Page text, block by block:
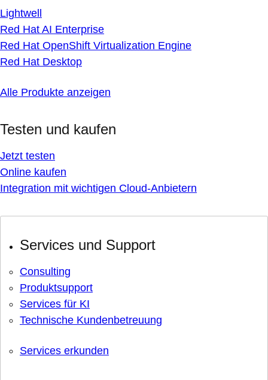
Lightwell
Red Hat AI Enterprise
Red Hat OpenShift Virtualization Engine
Red Hat Desktop
Alle Produkte anzeigen
Testen und kaufen
Jetzt testen
Online kaufen
Integration mit wichtigen Cloud-Anbietern
Services und Support
Consulting
Produktsupport
Services für KI
Technische Kundenbetreuung
Services erkunden